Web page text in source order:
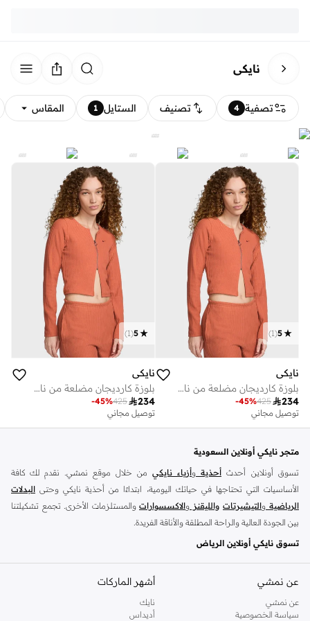
نايكي
تصفية 4 تصنيف الستايل 1 المقاس
5
(
1
)
نايكي
بلوزة كارديجان مضلعة من نايكي سبورتس وير
234
425
-45%
توصيل مجاني
5
(
1
)
نايكي
بلوزة كارديجان مضلعة من نايكي سبورتس وير
234
425
-45%
توصيل مجاني
متجر نايكي أونلاين السعودية
تسوق أونلاين أحدث أحذية وأزياء نايكي من خلال موقع نمشي. نقدم لك كافة
الأساسيات التي تحتاجها في حياتك اليومية، ابتداءًا من أحذية نايكي وحتى البدلات
الرياضية والتيشيرتات والليقنز والاكسسوارات والمستلزمات الأخرى. تجمع تشكيلتنا
بين الجودة العالية والراحة المطلقة والأناقة الفريدة.
تسوق نايكي أونلاين الرياض
تضم مجموعة نايكي كافة استايلات السنيكرز التي يحبها الجميع، استعرض سنيكرزاير
فورسوزوم
وتانجون وفليكس وغيرهم الكثير. مارس تمارينك اليومية
بحرية تامة مع سنيكرز نايكي المريحة واشعر دائمًا بالحماس لمزيد من الرياضة. احصل
عن نمشي
عن نمشي
سياسة الخصوصية
أشهر الماركات
نايك
أديداس